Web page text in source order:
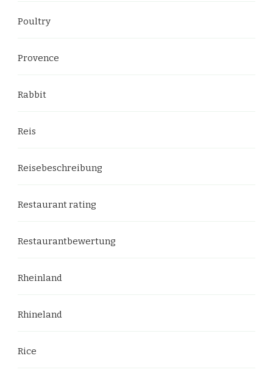
Poultry
Provence
Rabbit
Reis
Reisebeschreibung
Restaurant rating
Restaurantbewertung
Rheinland
Rhineland
Rice